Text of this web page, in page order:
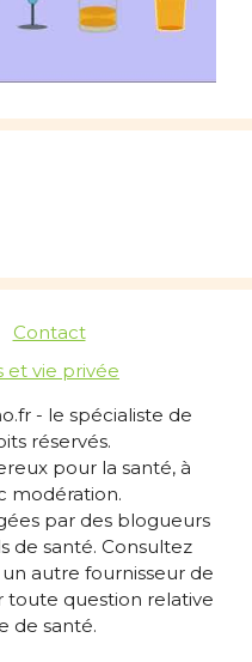
Contact
et vie privée
- le spécialiste de
réservés.
pour la santé, à
modération.
par des blogueurs
de santé. Consultez
autre fournisseur de
toute question relative
de santé.